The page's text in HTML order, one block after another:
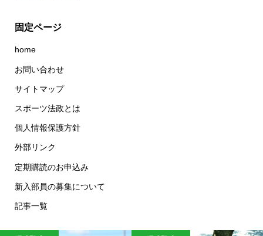
固定ページ
home
お問い合わせ
サイトマップ
スポーツ法政とは
個人情報保護方針
外部リンク
定期購読のお申込み
新入部員の募集について
記事一覧